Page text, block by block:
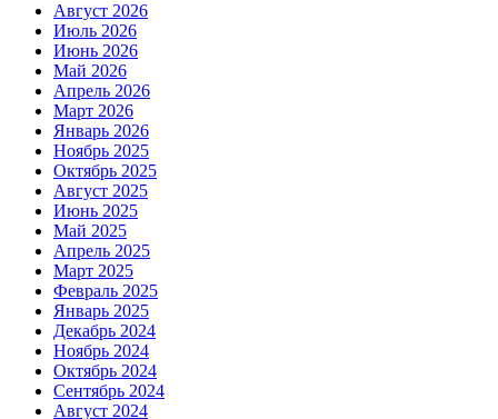
Август 2026
Июль 2026
Июнь 2026
Май 2026
Апрель 2026
Март 2026
Январь 2026
Ноябрь 2025
Октябрь 2025
Август 2025
Июнь 2025
Май 2025
Апрель 2025
Март 2025
Февраль 2025
Январь 2025
Декабрь 2024
Ноябрь 2024
Октябрь 2024
Сентябрь 2024
Август 2024